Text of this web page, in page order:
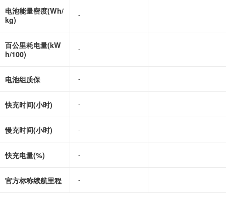
电池能量密度(Wh/
kg)
-
百公里耗电量(kW
h/100)
-
电池组质保 -
快充时间(小时) -
慢充时间(小时) -
快充电量(%) -
官方标称续航里程 -
-
-
-
-
-
-
-